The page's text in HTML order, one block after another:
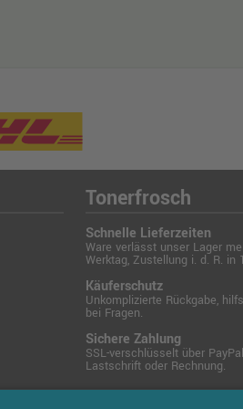
Tonerfrosch
Schnelle Lieferzeiten
Ware verlässt unser Lager
Werktag, Zustellung i. d. R. in
Käuferschutz
Unkomplizierte Rückgabe,
bei Fragen.
Sichere Zahlung
SSL-verschlüsselt über
Lastschrift oder Rechnung.